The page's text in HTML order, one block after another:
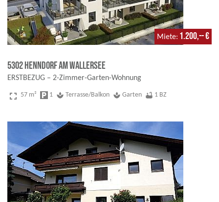
Miete 1.200,-- €
5302 Henndorf am Wallersee
ERSTBEZUG – 2-Zimmer-Garten-Wohnung
fullscreen 57 m² local_parking 1 spa Terrasse/Balkon spa Garten bathtub 1 BZ